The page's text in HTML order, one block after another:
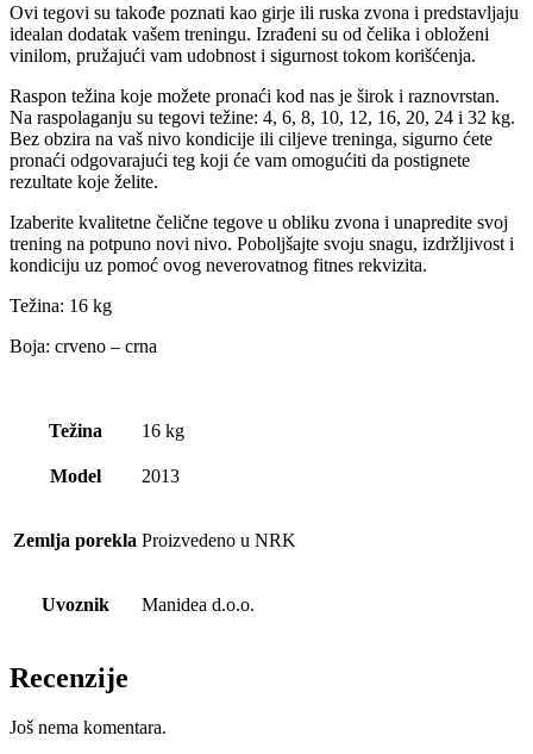
Ovi tegovi su takođe poznati kao girje ili ruska zvona i predstavljaju
idealan dodatak vašem treningu. Izrađeni su od čelika i obloženi
vinilom, pružajući vam udobnost i sigurnost tokom korišćenja.
Raspon težina koje možete pronaći kod nas je širok i raznovrstan.
Na raspolaganju su tegovi težine: 4, 6, 8, 10, 12, 16, 20, 24 i 32 kg.
Bez obzira na vaš nivo kondicije ili ciljeve treninga, sigurno ćete
pronaći odgovarajući teg koji će vam omogućiti da postignete
rezultate koje želite.
Izaberite kvalitetne čelične tegove u obliku zvona i unapredite svoj
trening na potpuno novi nivo. Poboljšajte svoju snagu, izdržljivost i
kondiciju uz pomoć ovog neverovatnog fitnes rekvizita.
Težina: 16 kg
Boja: crveno – crna
Težina 16 kg
Model 2013
Zemlja porekla Proizvedeno u NRK
Uvoznik Manidea d.o.o.
Recenzije
Još nema komentara.